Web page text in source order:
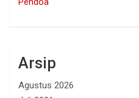
Arsip
Agustus 2026